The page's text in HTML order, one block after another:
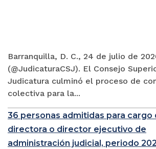
Barranquilla, D. C., 24 de julio de
(@JudicaturaCSJ). El Consejo
Judicatura culminó el proceso de
colectiva para la...
36 personas admitidas para cargo
directora o director ejecutivo de
administración judicial, periodo